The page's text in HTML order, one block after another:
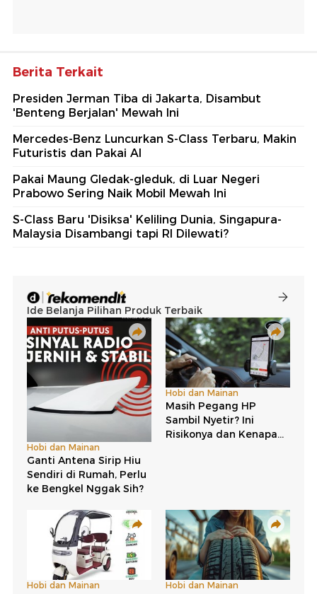
Berita Terkait
Presiden Jerman Tiba di Jakarta, Disambut
'Benteng Berjalan' Mewah Ini
Mercedes-Benz Luncurkan S-Class Terbaru, Makin
Futuristis dan Pakai AI
Pakai Maung Gledak-gleduk, di Luar Negeri
Prabowo Sering Naik Mobil Mewah Ini
S-Class Baru 'Disiksa' Keliling Dunia, Singapura-
Malaysia Disambangi tapi RI Dilewati?